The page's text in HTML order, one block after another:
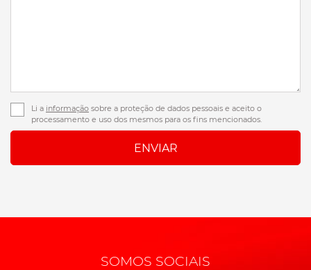
Li a informação sobre a proteção de dados pessoais e aceito o
processamento e uso dos mesmos para os fins mencionados.
SOMOS SOCIAIS